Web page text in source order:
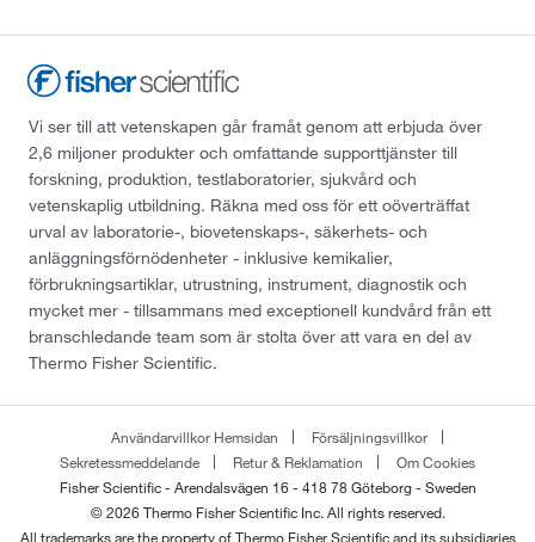
Vi ser till att vetenskapen går framåt genom att erbjuda över
2,6 miljoner produkter och omfattande supporttjänster till
forskning, produktion, testlaboratorier, sjukvård och
vetenskaplig utbildning. Räkna med oss för ett oöverträffat
urval av laboratorie-, biovetenskaps-, säkerhets- och
anläggningsförnödenheter - inklusive kemikalier,
förbrukningsartiklar, utrustning, instrument, diagnostik och
mycket mer - tillsammans med exceptionell kundvård från ett
branschledande team som är stolta över att vara en del av
Thermo Fisher Scientific.
Användarvillkor Hemsidan
Försäljningsvillkor
Sekretessmeddelande
Retur & Reklamation
Om Cookies
Fisher Scientific - Arendalsvägen 16 - 418 78 Göteborg - Sweden
© 2026 Thermo Fisher Scientific Inc. All rights reserved.
All trademarks are the property of Thermo Fisher Scientific and its subsidiaries